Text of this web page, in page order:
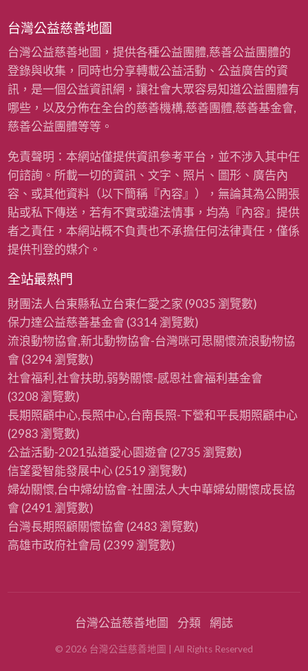
台灣公益慈善地圖
台灣公益慈善地圖，提供各種公益團體,慈善公益團體的
登錄與收集，同時也分享轉載公益活動、公益廣告的資
訊，是一個公益資訊網，讓社會大眾容易知道公益團體有
哪些，以及分佈在全台的慈善機構,慈善團體,慈善基金會,
慈善公益團體等等。
免責聲明：本網站僅提供資訊參考平台，並不涉入其中任
何諮詢。所載一切的資訊、文字、照片、圖形、廣告內
容、或其他資料（以下簡稱『內容』），無論其為公開張
貼或私下傳送，若有不實或違法情事，均為『內容』提供
者之責任，本網站概不負責也不承擔任何法律責任，僅係
提供刊登的媒介。
全站最熱門
財團法人台東縣私立台東仁愛之家 (9035 瀏覽數)
保力達公益慈善基金會 (3314 瀏覽數)
流浪動物協會,新北動物協會-台灣咪可思關懷流浪動物協
會 (3294 瀏覽數)
社會福利,社會扶助,弱勢關懷-感恩社會福利基金會
(3208 瀏覽數)
長期照顧中心,長照中心,台南長照-下營和平長期照顧中心
(2983 瀏覽數)
公益活動-2021弘道愛心園遊會 (2735 瀏覽數)
信望愛智能發展中心(2519 瀏覽數)
婦幼關懷,台中婦幼協會-社團法人大中華婦幼關懷成長協
會 (2491 瀏覽數)
台灣長期照顧關懷協會 (2483 瀏覽數)
高雄市政府社會局 (2399 瀏覽數)
台灣公益慈善地圖 分類 網誌
© 2026 台灣公益慈善地圖 | All Rights Reserved